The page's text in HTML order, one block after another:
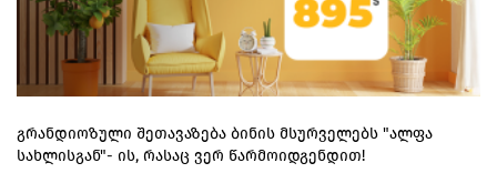
გრანდიოზული შეთავაზება ბინის მსურველებს "ალფა
სახლისგან"- ის, რასაც ვერ წარმოიდგენდით!